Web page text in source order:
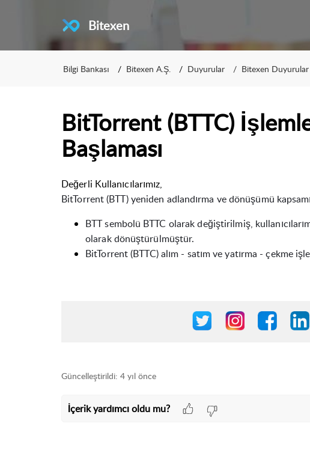
Bitexen
Bilgi Bankası Bitexen A.Ş. Duyurular Bitexen Duyurular
BitTorrent (BTTC)
Başlaması
Değerli Kullanıcılarımız,
BitTorrent(BTT)yeniden adlandırma ve dönüşümü
BTT sembolü BTTC olarak değiştirilmiş,
olarak dönüştürülmüştür.
BitTorrent (BTTC)alım - satım veyatırma - çekme
Güncelleştirildi: 4 yıl önce
İçerik yardımcı oldu mu?